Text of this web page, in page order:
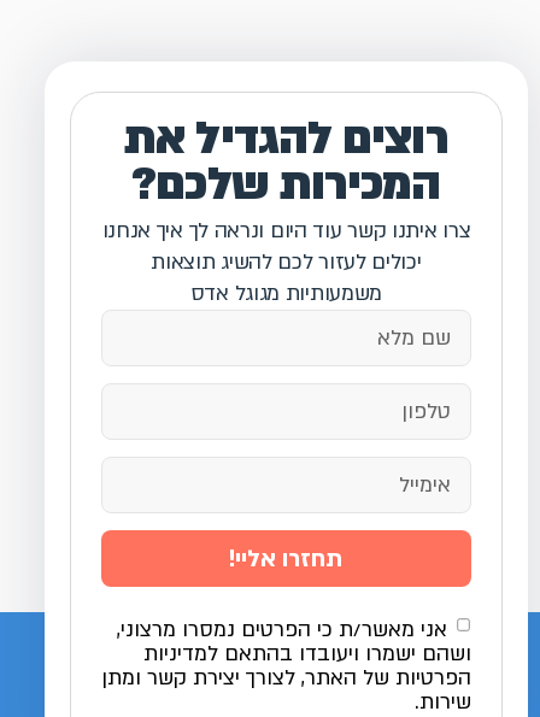
רוצים להגדיל את
המכירות שלכם?
צרו איתנו קשר עוד היום ונראה לך איך אנחנו
יכולים לעזור לכם להשיג תוצאות
משמעותיות מגוגל אדס
אני מאשר/ת כי הפרטים נמסרו מרצוני,
ושהם ישמרו ויעובדו בהתאם למדיניות
הפרטיות של האתר, לצורך יצירת קשר ומתן
שירות.
תחזרו אליי!